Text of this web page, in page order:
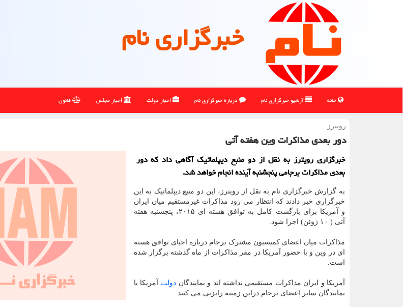
خبرگزاری نام
خانه آرشیو خبرگزاری نام درباره خبرگزاری نام اخبار دولت اخبار مجلس قانون
رویترز:
دور بعدی مذاكرات وین هفته آتی
خبرگزاری رویترز به نقل از دو منبع دیپلماتیک آگاهی داد که دور
بعدی مذاکرات برجامی پنجشنبه آینده انجام خواهد شد.
به گزارش خبرگزاری نام به نقل از رویترز، این دو منبع دیپلماتیک به این
خبرگزاری خبر دادند که انتظار می رود مذاکرات غیرمستقیم میان ایران
و آمریکا برای بازگشت کامل به توافق هسته ای ۲۰۱۵، پنجشنبه هفته
آتی ( ۱۰ ژوئن) اجرا شود.
مذاکرات میان اعضای کمیسیون مشترک برجام درباره احیای توافق هسته
ای در وین و با حضور آمریکا در مقر مذاکرات از ماه گذشته برگزار شده
است.
آمریکا و ایران مذاکرات مستقیمی نداشته اند و نمایندگان دولت آمریکا با
نمایندگان سایر اعضای برجام دراین زمینه رایزنی می کنند.